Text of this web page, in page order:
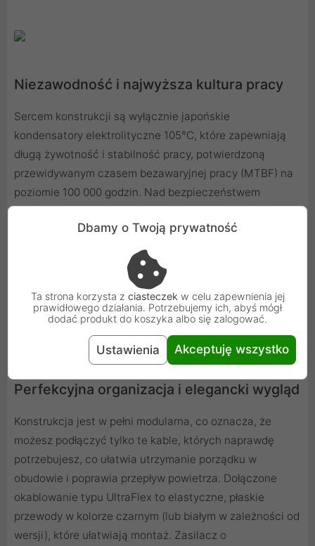
Niezawodność i najwyższa kultura pracy
Sercem konstrukcji są wyłącznie japońskie
kondensatory elektrolityczne 105°C, które zapewniają
długą żywotność i stabilność pracy, potwierdzoną
przewidywanym czasem bezawaryjnej pracy (MTBF) na
poziomie 100 000 godzin. Nad bezpieczeństwem
podzespołów czuwa pełen pakiet zabezpieczeń, w tym
OVP, OCP, OPP, SCP, UVP i OTP. Za chłodzenie
odpowiada duży wentylator Momentum 14 o średnicy
140 mm, oparty na cichym i trwałym łożysku FDB (Fluid
Dynamic Bearing). Dzięki przełączanemu trybowi Zero
RPM, wentylator pozostaje wyłączony przy niskim
obciążeniu, zapewniając absolutną ciszę podczas
codziennej pracy.
Perfekcyjna organizacja i elegancki wygląd
Konstrukcja jest w pełni modularna, co oznacza, że
możesz podłączyć tylko te kable, których naprawdę
potrzebujesz, co ułatwia utrzymanie porządku w
obudowie i poprawia przepływ powietrza. Dołączone
okablowanie typu UltraFlex to elastyczne, płaskie
przewody w kolorze czarnym (lub białym w zależności od
wersji), które ułatwiają montaż. Zasilacz o
Dbamy o Twoją prywatność
Ta strona korzysta z ciasteczek w celu zapewnienia jej
prawidłowego działania. Potrzebujemy ich, abyś mógł
dodać produkt do koszyka albo się zalogować.
Ustawienia Akceptuję wszystko